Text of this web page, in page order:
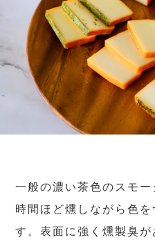
一般の濃い茶色のスモ
時間ほど燻しながら色
す。表面に強く燻製臭